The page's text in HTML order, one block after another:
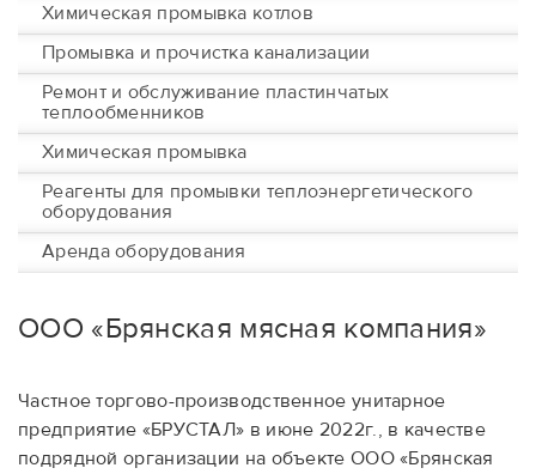
Химическая промывка котлов
Промывка и прочистка канализации
Ремонт и обслуживание пластинчатых
теплообменников
Химическая промывка
Реагенты для промывки теплоэнергетического
оборудования
Аренда оборудования
ООО «Брянская мясная компания»
Частное торгово-производственное унитарное
предприятие «БРУСТАЛ» в июне 2022г., в качестве
подрядной организации на объекте ООО «Брянская